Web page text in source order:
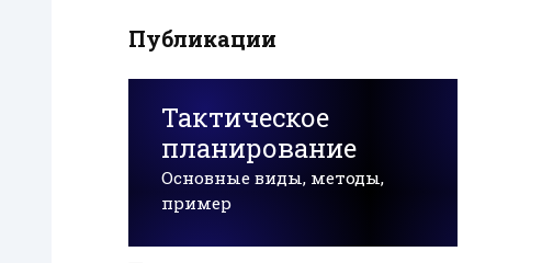
Публикации
Тактическое
планирование
Основные виды, методы,
пример